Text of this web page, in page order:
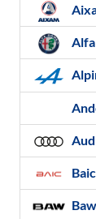
Baic
Baw